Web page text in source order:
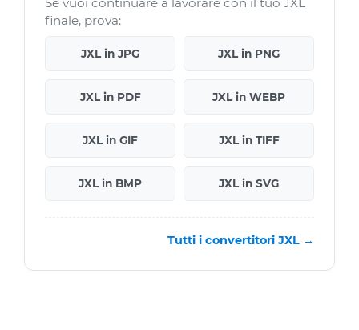
finale, prova:
JXL in JPG JXL in PNG
JXL in PDF JXL in WEBP
JXL in GIF JXL in TIFF
JXL in BMP JXL in SVG
Tutti i convertitori JXL →